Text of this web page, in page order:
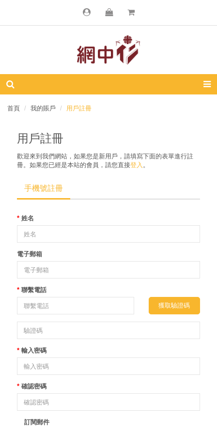
首頁 我的賬戶 用戶註冊
用戶註冊
歡迎來到我們網站，如果您是新用戶，請填寫下面的表單進行註
冊。如果您已經是本站的會員，請您直接登入 。
手機號註冊
姓名
電子郵箱
聯繫電話
輸入密碼
確認密碼
訂閱郵件